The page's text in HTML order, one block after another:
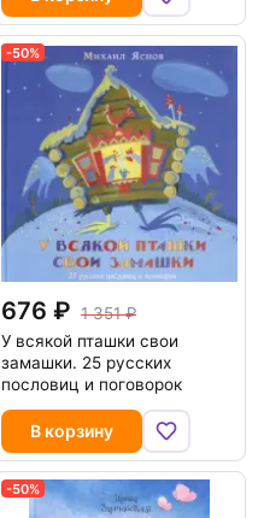
-50%
676
1 351
У всякой пташки свои
замашки. 25 русских
пословиц и поговорок
В корзину
-50%